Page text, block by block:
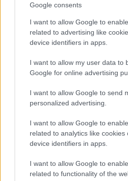
Google consents
I want to allow Google to
related to advertising like
device identifiers in apps.
I want to allow my user data to
Google for online advertising
I want to allow Google to send
personalized advertising.
I want to allow Google to
related to analytics like cookies
device identifiers in apps.
I want to allow Google to
related to functionality of the
A május 23. és 25. között
eseménysorozat keretében a
koktélestre invitálja
csúcspontjaként este 7
titokzatos új modellt.
EZEKET IS AJÁNLJUK
FORMA-1
Különös
Esteban